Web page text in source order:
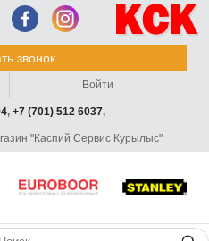
звонок
, +7 (701) 512 6037,
"Каспий Сервис Курылыс"
Войти